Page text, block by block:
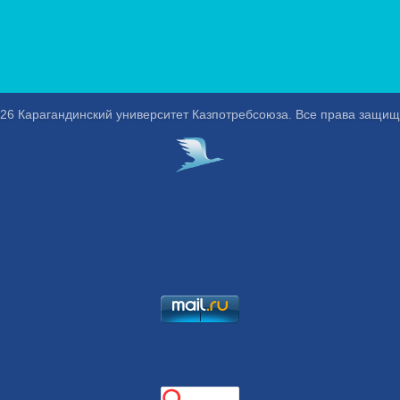
Карагандинский университет Казпотребсоюза. Все права